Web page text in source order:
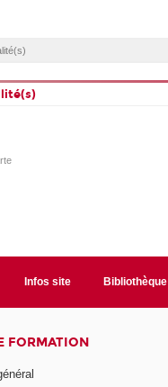
Infos site Bibliothèque
FORMATION